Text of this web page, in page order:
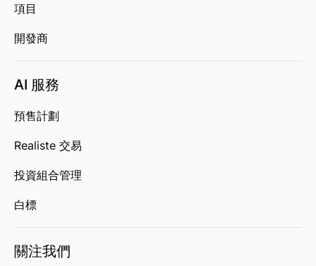
項目
開發商
AI 服務
預售計劃
Realiste 交易
投資組合管理
白標
關注我們